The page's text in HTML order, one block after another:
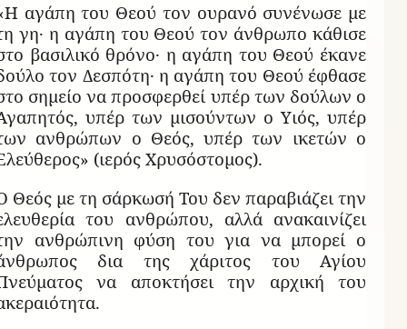
αγάπη του Θεού τον ουρανό συνένωσε με
γη· η αγάπη του Θεού τον άνθρωπο κάθισε
βασιλικό θρόνο· η αγάπη του Θεού έκανε
τον Δεσπότη· η αγάπη του Θεού έφθασε
σημείο να προσφερθεί υπέρ των δούλων ο
υπέρ των μισούντων ο Υιός, υπέρ
ανθρώπων ο Θεός, υπέρ των ικετών ο
(ιερός Χρυσόστομος).
Θεός με τη σάρκωσή Του δεν παραβιάζει την
του ανθρώπου, αλλά ανακαινίζει
ανθρώπινη φύση του για να μπορεί ο
δια της χάριτος του Αγίου
να αποκτήσει την αρχική του